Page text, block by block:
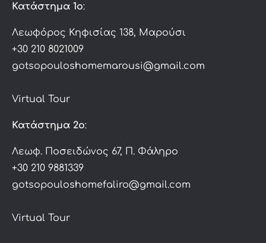
Κατάστημα 1ο:
Λεωφόρος Κηφισίας 138, Μαρούσι
+30 210 8021009
gotsopouloshomemarousi@gmail.com
Virtual Tour
Κατάστημα 2ο:
Λεωφ. Ποσειδώνος 67, Π. Φάληρο
+30 210 9881339
gotsopouloshomefaliro@gmail.com
Virtual Tour